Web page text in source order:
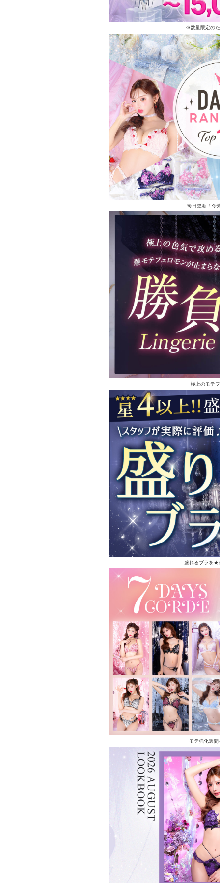
※数量限定の
毎日更新！今
極上のモテ
盛れるブラを★
モテ強化週間